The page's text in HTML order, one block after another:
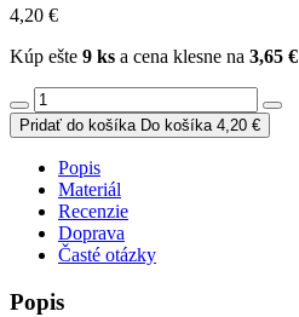
4,20 €
Kúp ešte 9 ks a cena klesne na 3,65 €
Pridať do košíka Do košíka 4,20 €
Popis
Materiál
Recenzie
Doprava
Časté otázky
Popis